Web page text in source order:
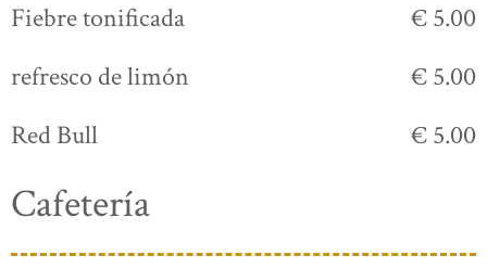
Fiebre tonificada
€ 5.00
refresco de limón
€ 5.00
Red Bull
€ 5.00
Cafetería